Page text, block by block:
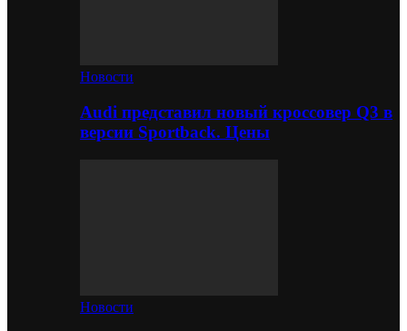
Новости
Audi представил новый кроссовер Q3 в
версии Sportback. Цены
Новости